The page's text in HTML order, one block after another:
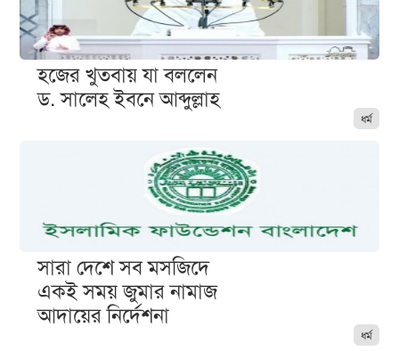
ধর্ম
হজের খুতবায় যা বললেন
ড. সালেহ ইবনে আব্দুল্লাহ
ধর্ম
সারা দেশে সব মসজিদে
একই সময় জুমার নামাজ
আদায়ের নির্দেশনা